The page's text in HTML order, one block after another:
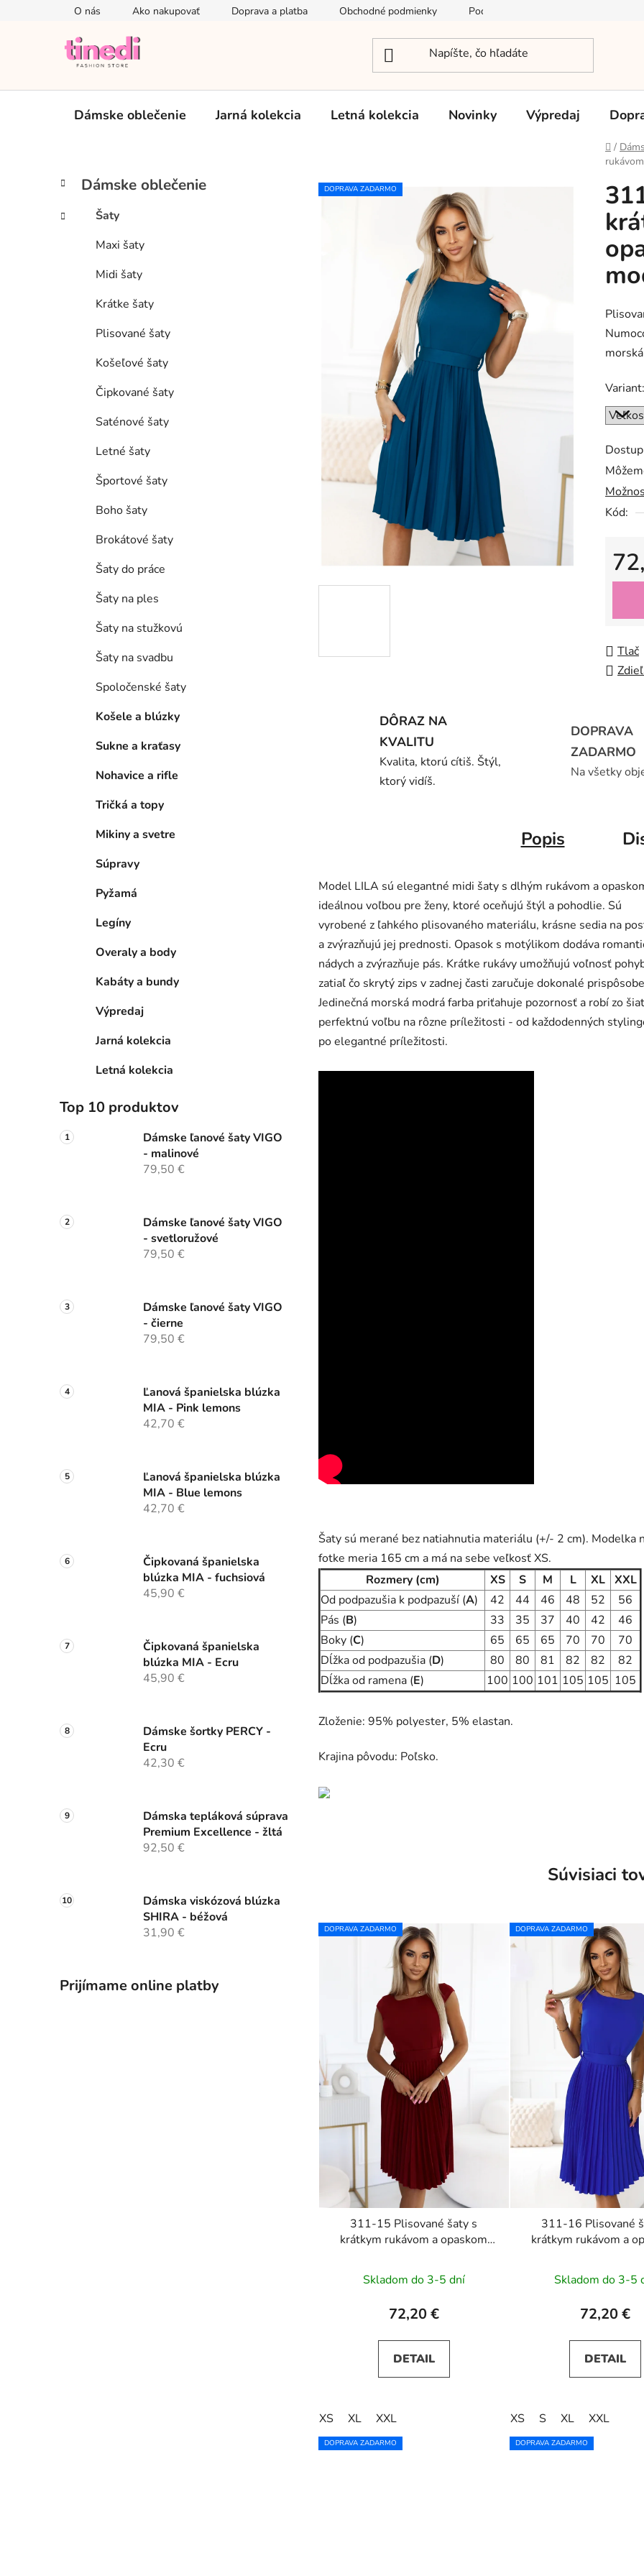
O nás Ako nakupovať Doprava a platba Obchodné podmienky Podmienky ochrany osobných údajov
Dámske oblečenie Jarná kolekcia Letná kolekcia Novinky Výpredaj
Domov
/
B
č
Preskočiť
kategórie
K
a
e
Dámske oblečenie
Šaty
Maxi šaty
Midi šaty
Krátke šaty
Plisované šaty
Košeľové šaty
Čipkované šaty
Saténové šaty
Letné šaty
Športové šaty
Boho šaty
Brokátové šaty
Šaty do práce
Šaty na ples
Šaty na stužkovú
Šaty na svadbu
Spoločenské šaty
Košele a blúzky
Sukne a kraťasy
Nohavice a rifle
Tričká a topy
Mikiny a svetre
Súpravy
Pyžamá
Legíny
Overaly a body
Kabáty a bundy
Výpredaj
Jarná kolekcia
Letná kolekcia
Top 10 produktov
Dámske ľanové šaty VIGO
- malinové
79,50 €
Dámske ľanové šaty VIGO
- svetloružové
79,50 €
Dámske ľanové šaty VIGO
- čierne
79,50 €
Ľanová španielska blúzka
MIA - Pink lemons
42,70 €
Ľanová španielska blúzka
MIA - Blue lemons
42,70 €
Čipkovaná španielska
blúzka MIA - fuchsiová
45,90 €
Čipkovaná španielska
blúzka MIA - Ecru
45,90 €
Dámske šortky PERCY -
Ecru
42,30 €
Dámska tepláková súprava
Premium Excellence - žltá
92,50 €
Dámska viskózová blúzka
SHIRA - béžová
31,90 €
Prijímame online platby
Variant:
Kód:
Tlač
DOPRAVA ZADARMO
DÔRAZ NA
KVALITU
Kvalita, ktorú cítiš. Štýl,
ktorý vidíš.
DOPRAVA
ZADARMO
Na všetky
Popis
Model LILA sú elegantné midi šaty s dlhým rukávom a
ideálnou voľbou pre ženy, ktoré oceňujú štýl a pohodlie. Sú
vyrobené z ľahkého plisovaného materiálu, krásne sedia na
a zvýrazňujú jej prednosti. Opasok s motýlikom dodáva
nádych a zvýrazňuje pás. Krátke rukávy umožňujú voľnosť
zatiaľ čo skrytý zips v zadnej časti zaručuje dokonalé
Jedinečná morská modrá farba priťahuje pozornosť a robí zo šiat
perfektnú voľbu na rôzne príležitosti - od každodenných
po elegantné príležitosti.
Šaty sú merané bez natiahnutia materiálu (+/- 2 cm). Modelka
fotke meria 165 cm a má na sebe veľkosť XS.
Rozmery (cm)
XS S M L XL XXL
Od podpazušia k podpazuší (A) 42 44 46 48 52
56
Pás (B) 33 35 37 40 42
46
Boky (C) 65 65 65 70 70
70
Dĺžka od podpazušia (D) 80 80 81 82 82
82
Dĺžka od ramena (E) 100 100 101 105 105 105
Zloženie: 95% polyester, 5% elastan.
Krajina pôvodu: Poľsko.
Súvisiaci
DOPRAVA ZADARMO
311-15 Plisované šaty s
krátkym rukávom a opaskom
Skladom do 3-5 dní
72,20 €
DETAIL
XS XL XXL
DOPRAVA ZADARMO
311-16 Plisované
krátkym rukávom a
Skladom do 3-5
72,20 €
DETAIL
XS S XL XXL
DOPRAVA ZADARMO DOPRAVA ZADARMO